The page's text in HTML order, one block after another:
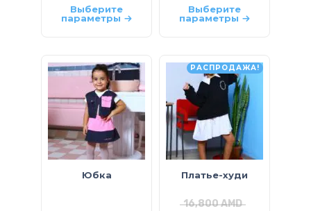
Выберите
параметры
Выберите
параметры
Юбка
РАСПРОДАЖА!
Платье-худи
16,800AMD